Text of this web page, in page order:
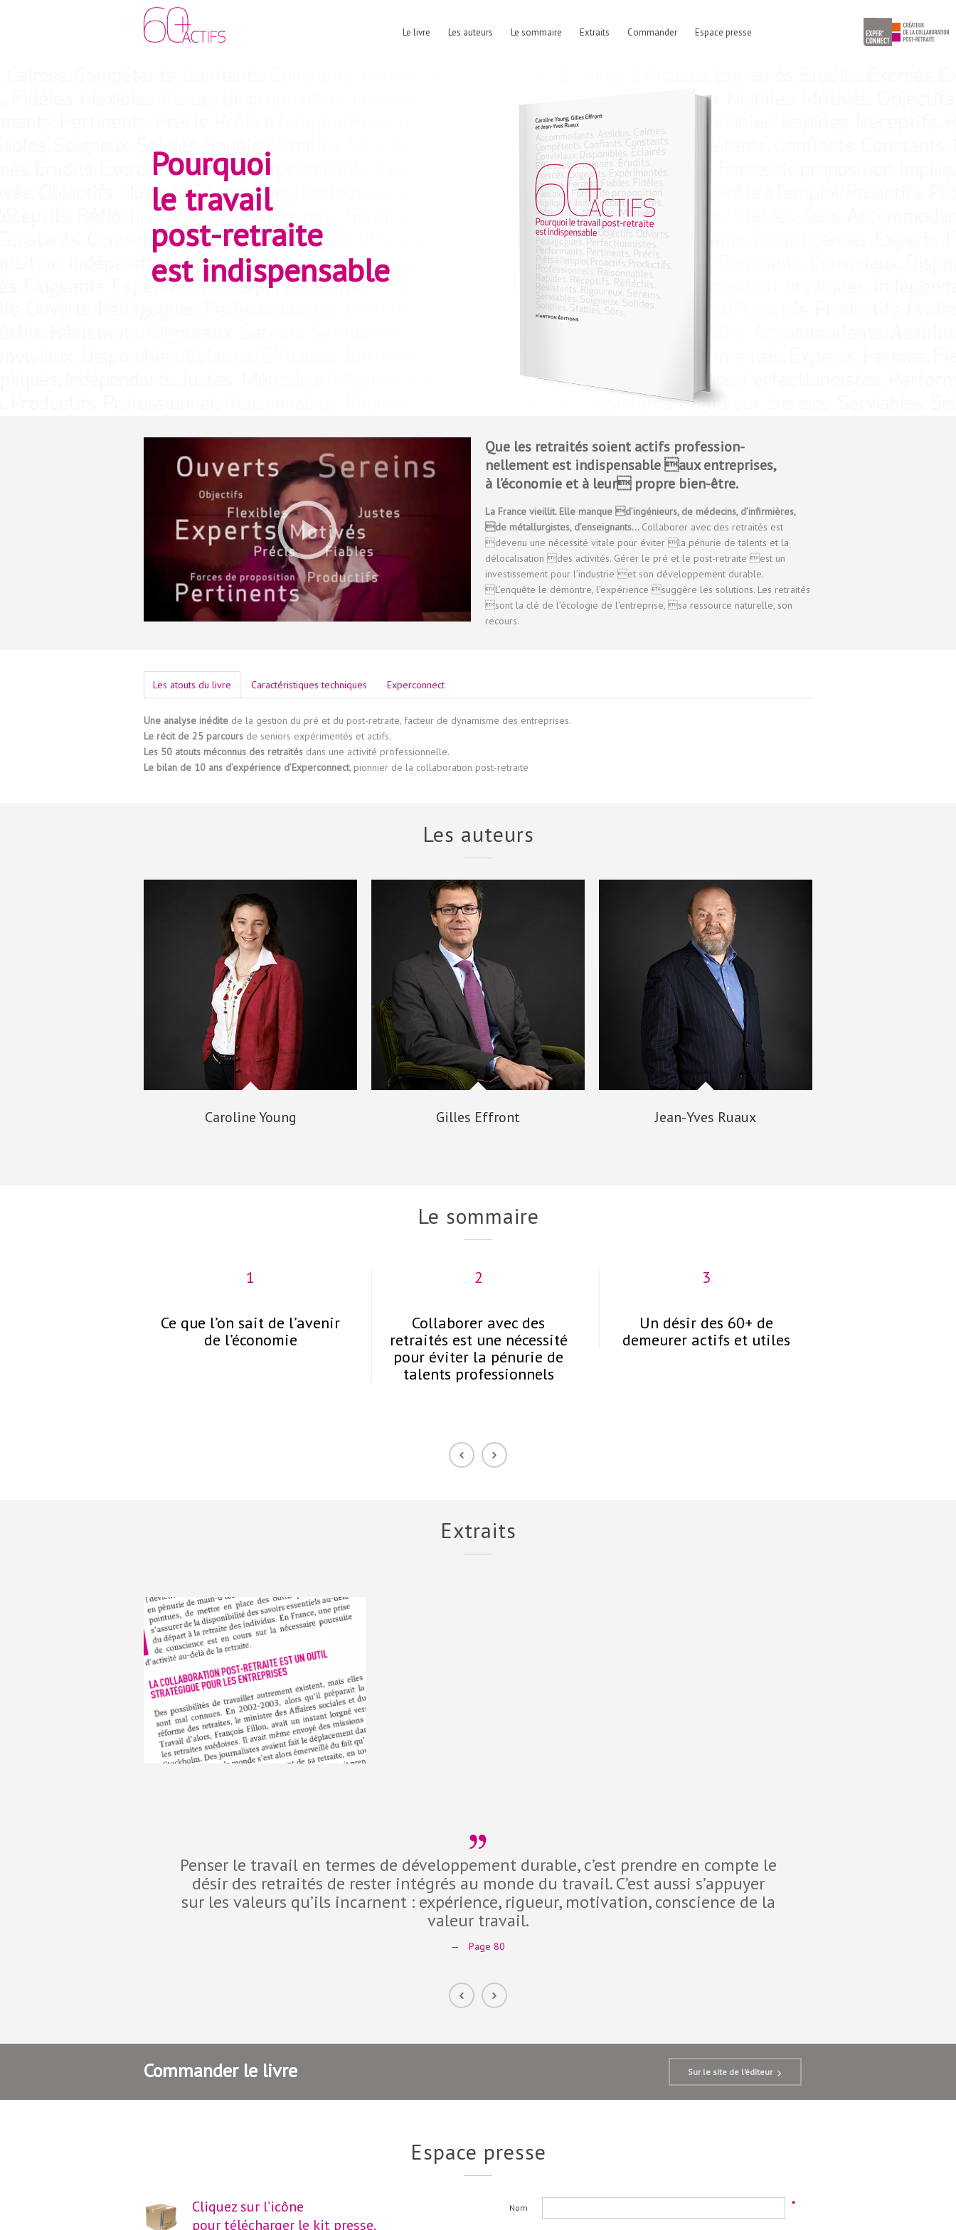
Le livre Les auteurs Le sommaire Extraits Commander Espace presse
Pourquoi
le travail
post-retraite
est indispensable
Que les retraités soient actifs profession-
nellement est indispensable aux entreprises,
à l’économie et à leur propre bien-être.
La France vieillit. Elle manque d’ingénieurs, de médecins, d’infirmières,
de métallurgistes, d’enseignants… Collaborer avec des retraités est
devenu une nécessité vitale pour éviter la pénurie de talents et la
délocalisation des activités. Gérer le pré et le post-retraite est un
investissement pour l’industrie et son développement durable.
L’enquête le démontre, l’expérience suggère les solutions. Les retraités
sont la clé de l’écologie de l’entreprise, sa ressource naturelle, son
recours.
Les atouts du livre Caractéristiques techniques Experconnect
Une analyse inédite de la gestion du pré et du post-retraite, facteur de dynamisme des entreprises.
Le récit de 25 parcours de seniors expérimentés et actifs.
Les 50 atouts méconnus des retraités dans une activité professionnelle.
Le bilan de 10 ans d’expérience d’Experconnect, pionnier de la collaboration post-retraite
Les auteurs
Caroline Young Gilles Effront Jean-Yves Ruaux
Le sommaire
1
Ce que l’on sait de l’avenir
de l’économie
2
Collaborer avec des
retraités est une nécessité
pour éviter la pénurie de
talents professionnels
3
Un désir des 60+ de
demeurer actifs et utiles
Extraits
Penser le travail en termes de développement durable, c’est prendre en compte le
désir des retraités de rester intégrés au monde du travail. C’est aussi s’appuyer
sur les valeurs qu’ils incarnent : expérience, rigueur, motivation, conscience de la
valeur travail.
— Page 80
Commander le livre Sur le site de l’éditeur
Espace presse
Cliquez sur l’icône
pour télécharger le kit presse.
Nom *